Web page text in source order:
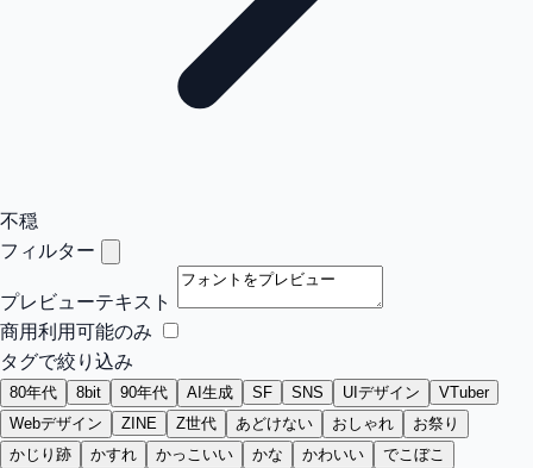
不穏
フィルター
プレビューテキスト
商用利用可能のみ
タグで絞り込み
80年代 8bit 90年代 AI生成 SF SNS UIデザイン
VTuber
Webデザイン
ZINE Z世代 あどけない おしゃれ
お祭り
かじり跡
かすれ かっこいい かな かわいい
でこぼこ